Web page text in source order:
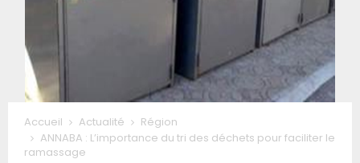
Accueil Actualité
Région
ANNABA : L’importance du tri des déchets pour faciliter le
ramassage